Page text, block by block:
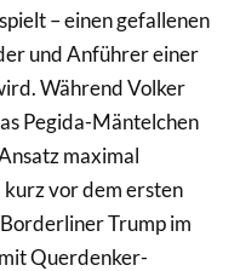
– einen gefallenen
und Anführer einer
Während Volker
Pegida-Mäntelchen
maximal
vor dem ersten
Trump im
Querdenker-